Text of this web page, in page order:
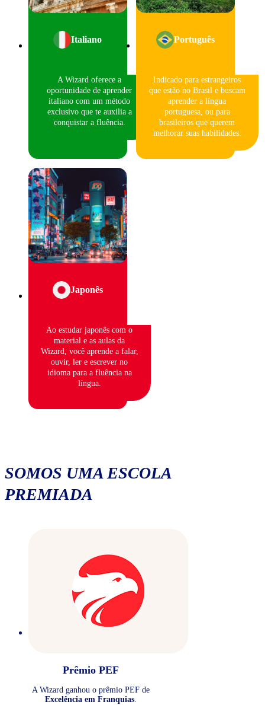
Italiano
A Wizard oferece a
oportunidade de aprender
italiano com um método
exclusivo que te auxilia a
conquistar a fluência.
Português
Indicado para estrangeiros
que estão no Brasil e buscam
aprender a língua
portuguesa, ou para
brasileiros que querem
melhorar suas habilidades.
Japonês
Ao estudar japonês com o
material e as aulas da
Wizard, você aprende a falar,
ouvir, ler e escrever no
idioma para a fluência na
língua.
SOMOS UMA ESCOLA
PREMIADA
Prêmio PEF
A Wizard ganhou o prêmio PEF de
Excelência em Franquias.